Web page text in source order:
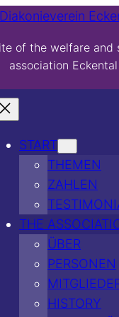
of the welfare and
association Eckental
START
THEMEN
ZAHLEN
THE
ÜBER
PERSONEN
HISTORY